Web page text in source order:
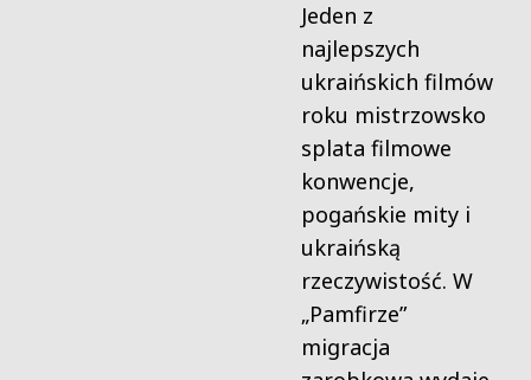
Jeden z
najlepszych
ukraińskich filmów
roku mistrzowsko
splata filmowe
konwencje,
pogańskie mity i
ukraińską
rzeczywistość. W
„Pamfirze”
migracja